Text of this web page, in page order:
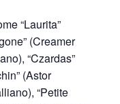
“Laurita”
(Creamer
“Czardas”
(Astor
“Petite